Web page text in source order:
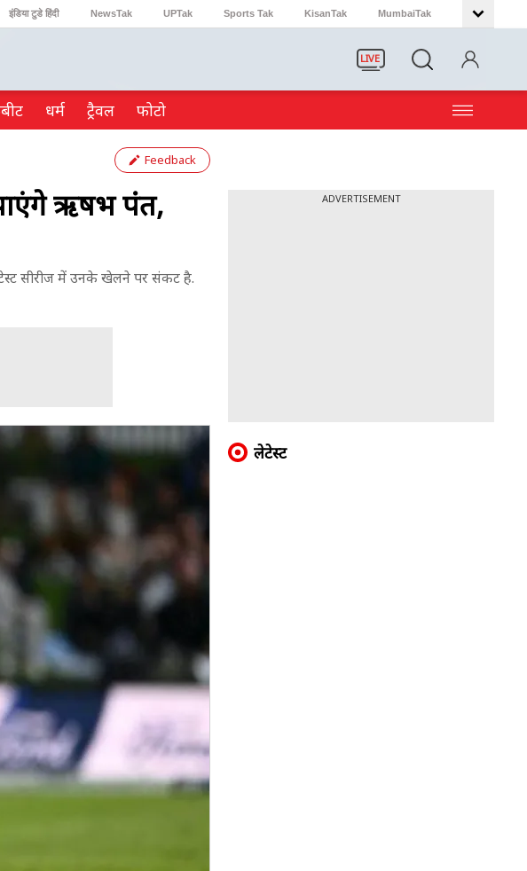
इंडिया टुडे हिंदी NewsTak UPTak Sports Tak KisanTak MumbaiTak
LIVE
धर्म ट्रैवल फोटो
Feedback
ऋषभ पंत,
टेस्ट सीरीज में उनके खेलने पर संकट है.
ADVERTISEMENT
लेटेस्ट